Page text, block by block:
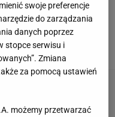
Marcus
na swym koncie
swoje preferencje
do zarządzania
danych poprzez
stopce serwisu i
Zmiana
za pomocą ustawień
możemy przetwarzać